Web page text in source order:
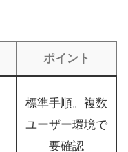
ポイント
標準手順。複数
ユーザー環境で
要確認